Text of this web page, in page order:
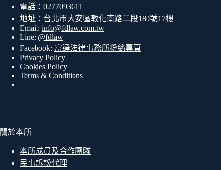
電話： 0277093611
地址：台北市大安區敦化南路二段180號17樓
Email: info@fdlaw.com.tw
Line: @fdlaw
Facebook: 富達法律事務所粉絲專頁
Privacy Policy
Cookies Policy
Terms & Conditions
關於本所
本所成員及合作團隊
民事訴訟代理